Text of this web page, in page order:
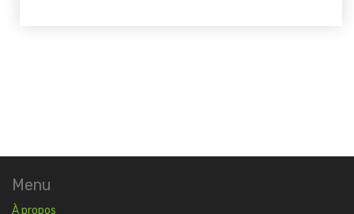
Menu
À propos